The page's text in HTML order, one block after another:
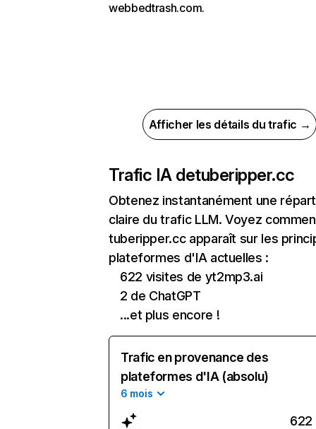
webbedtrash.com.
Afficher les détails du trafic →
Trafic IA detuberipper.cc
Obtenez instantanément une
claire du trafic LLM. Voyez
tuberipper.cc apparaît sur les
plateformes d'IA actuelles :
622 visites de yt2mp3.ai
2 de ChatGPT
...et plus encore !
Trafic en provenance des
plateformes d'IA (absolu)
6 mois
622